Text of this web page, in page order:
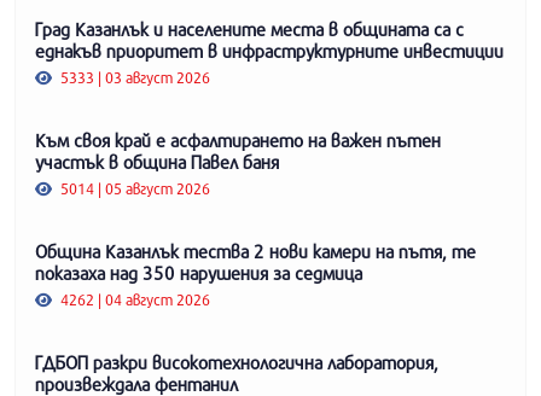
Град Казанлък и населените места в общината са с
еднакъв приоритет в инфраструктурните инвестиции
5333 | 03 август 2026
Към своя край е асфалтирането на важен пътен
участък в община Павел баня
5014 | 05 август 2026
Община Казанлък тества 2 нови камери на пътя, те
показаха над 350 нарушения за седмица
4262 | 04 август 2026
ГДБОП разкри високотехнологична лаборатория,
произвеждала фентанил